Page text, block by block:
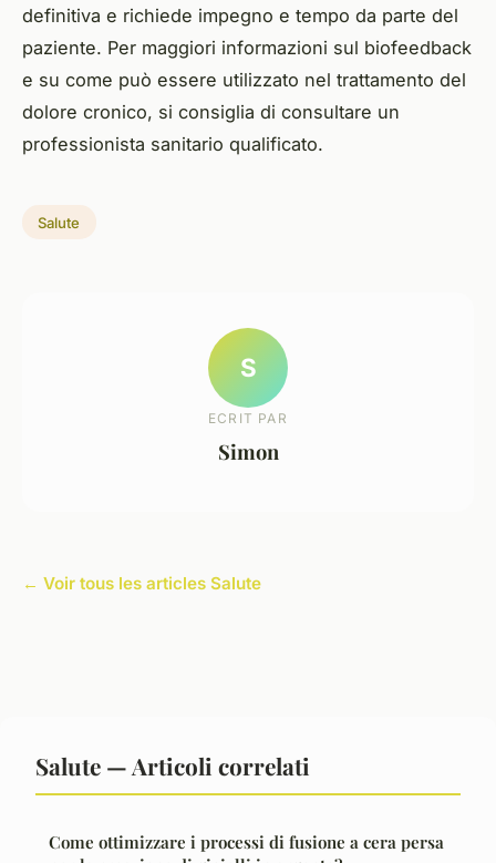
definitiva e richiede impegno e tempo da parte del
paziente. Per maggiori informazioni sul biofeedback
e su come può essere utilizzato nel trattamento del
dolore cronico, si consiglia di consultare un
professionista sanitario qualificato.
Salute
S
ECRIT PAR
Simon
← Voir tous les articles Salute
Salute — Articoli correlati
Come ottimizzare i processi di fusione a cera persa